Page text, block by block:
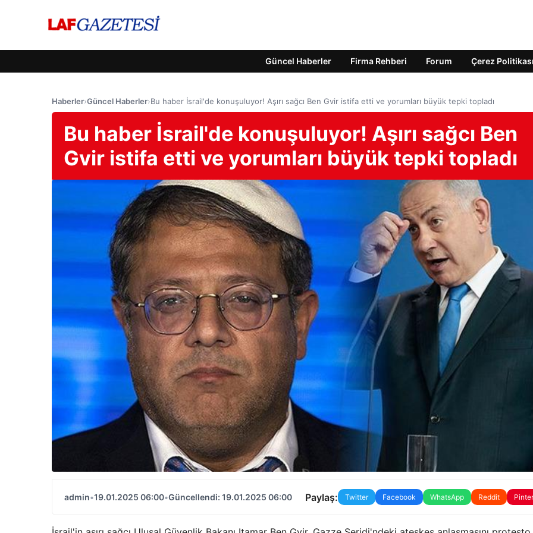
Güncel Haberler Firma Rehberi Forum Çerez Politikası
Haberler›Güncel Haberler›Bu haber İsrail'de konuşuluyor! Aşırı sağcı Ben Gvir istifa etti ve yorumları büyük tepki topladı
Bu haber İsrail'de konuşuluyor! Aşırı sağcı Ben
Gvir istifa etti ve yorumları büyük tepki topladı
admin•19.01.2025 06:00•Güncellendi: 19.01.2025 06:00 Paylaş: Twitter Facebook WhatsApp Reddit